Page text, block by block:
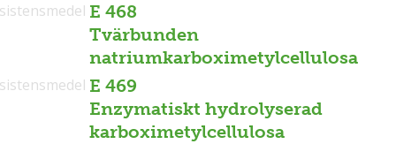
E 468
Tvärbunden
natriumkarboximetylcellulosa
E 469
Enzymatiskt hydrolyserad
karboximetylcellulosa